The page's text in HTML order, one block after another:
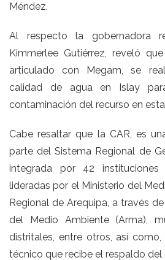
Méndez.
Al respecto la gobernadora
Kimmerlee Gutiérrez, reveló
articulado con Megam, se
calidad de agua en Islay
contaminación del recurso en
Cabe resaltar que la CAR, es
parte del Sistema Regional de
integrada por 42 instituciones
lideradas por el Ministerio del
Regional de Arequipa, a través
del Medio Ambiente (Arma),
distritales, entre otros, así
técnico que recibe el respaldo del